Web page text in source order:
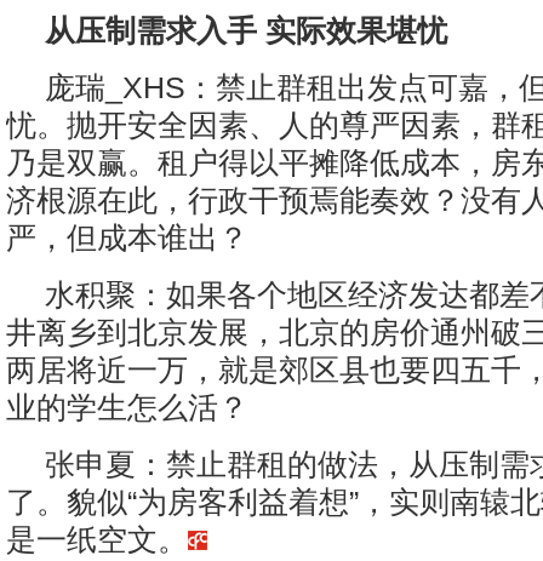
从压制需求入手 实际效果堪忧
庞瑞_XHS：禁止群租出发点可嘉，
忧。抛开安全因素、人的尊严因素，群
乃是双赢。租户得以平摊降低成本，房
济根源在此，行政干预焉能奏效？没有
严，但成本谁出？
水积聚：如果各个地区经济发达都差
井离乡到北京发展，北京的房价通州破
两居将近一万，就是郊区县也要四五千
业的学生怎么活？
张申夏：禁止群租的做法，从压制需
了。貌似“为房客利益着想”，实则南辕
是一纸空文。